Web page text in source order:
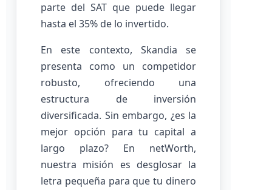
parte del SAT que puede llegar
hasta el 35% de lo invertido.
En este contexto, Skandia se
presenta como un competidor
robusto, ofreciendo una
estructura de inversión
diversificada. Sin embargo, ¿es la
mejor opción para tu capital a
largo plazo? En netWorth,
nuestra misión es desglosar la
letra pequeña para que tu dinero